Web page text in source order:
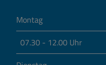
Montag
07.30 - 12.00 Uhr